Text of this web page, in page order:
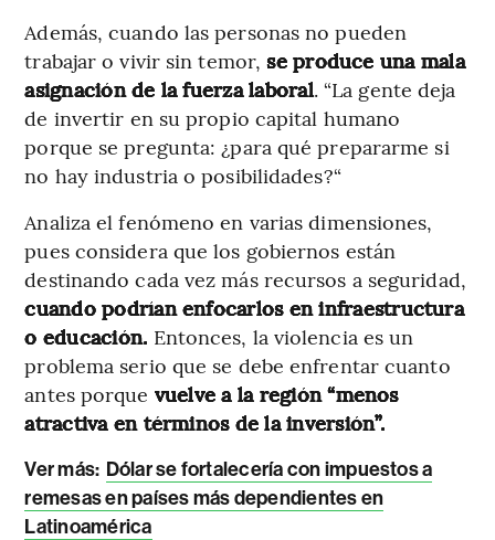
Además, cuando las personas no pueden
trabajar o vivir sin temor, se produce una mala
asignación de la fuerza laboral. “La gente deja
de invertir en su propio capital humano
porque se pregunta: ¿para qué prepararme si
no hay industria o posibilidades?“
Analiza el fenómeno en varias dimensiones,
pues considera que los gobiernos están
destinando cada vez más recursos a seguridad,
cuando podrían enfocarlos en infraestructura
o educación. Entonces, la violencia es un
problema serio que se debe enfrentar cuanto
antes porque vuelve a la región “menos
atractiva en términos de la inversión”.
Ver más: Dólar se fortalecería con impuestos a
remesas en países más dependientes en
Latinoamérica